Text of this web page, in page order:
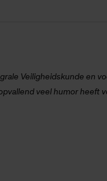
Veiligheidskunde en
veel humor heeft